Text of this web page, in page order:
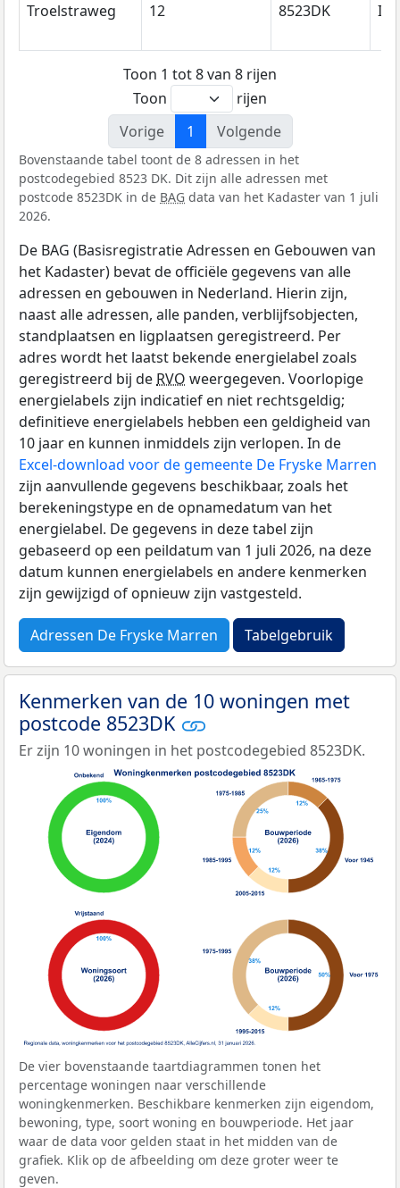
Troelstraweg 12 8523DK
Toon 1 tot 8 van 8 rijen
Toon
rijen
Vorige
1 Volgende
Bovenstaande tabel toont de 8 adressen in het
postcodegebied 8523 DK. Dit zijn alle adressen met
postcode 8523DK in de BAG data van het Kadaster van 1 juli
2026.
De BAG (Basisregistratie Adressen en Gebouwen van
het Kadaster) bevat de officiële gegevens van alle
adressen en gebouwen in Nederland. Hierin zijn,
naast alle adressen, alle panden, verblijfsobjecten,
standplaatsen en ligplaatsen geregistreerd. Per
adres wordt het laatst bekende energielabel zoals
geregistreerd bij de RVO weergegeven. Voorlopige
energielabels zijn indicatief en niet rechtsgeldig;
definitieve energielabels hebben een geldigheid van
10 jaar en kunnen inmiddels zijn verlopen. In de
Excel-download voor de gemeente De Fryske Marren
zijn aanvullende gegevens beschikbaar, zoals het
berekeningstype en de opnamedatum van het
energielabel. De gegevens in deze tabel zijn
gebaseerd op een peildatum van 1 juli 2026, na deze
datum kunnen energielabels en andere kenmerken
zijn gewijzigd of opnieuw zijn vastgesteld.
Adressen De Fryske Marren Tabelgebruik
Kenmerken van de 10 woningen met
postcode 8523DK
Er zijn 10 woningen in het postcodegebied 8523DK.
De vier bovenstaande taartdiagrammen tonen het
percentage woningen naar verschillende
woningkenmerken. Beschikbare kenmerken zijn eigendom,
bewoning, type, soort woning en bouwperiode. Het jaar
waar de data voor gelden staat in het midden van de
grafiek. Klik op de afbeelding om deze groter weer te
geven.